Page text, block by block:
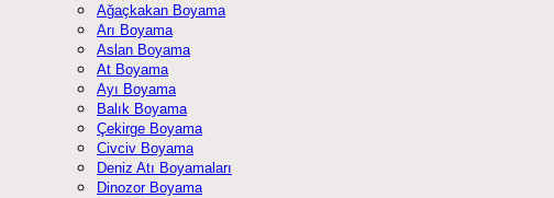
Ağaçkakan Boyama
Arı Boyama
Aslan Boyama
At Boyama
Ayı Boyama
Balık Boyama
Çekirge Boyama
Civciv Boyama
Deniz Atı Boyamaları
Dinozor Boyama